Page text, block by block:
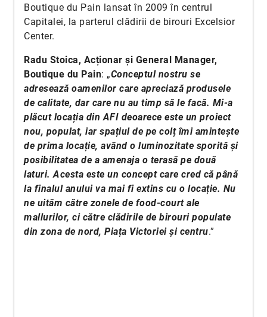
Boutique du Pain lansat în 2009 în centrul
Capitalei, la parterul clădirii de birouri Excelsior
Center.
Radu Stoica, Acționar și General Manager,
Boutique du Pain: „Conceptul nostru se
adresează oamenilor care apreciază produsele
de calitate, dar care nu au timp să le facă. Mi-a
plăcut locația din AFI deoarece este un proiect
nou, populat, iar spațiul de pe colț îmi amintește
de prima locație, având o luminozitate sporită și
posibilitatea de a amenaja o terasă pe două
laturi. Acesta este un concept care cred că până
la finalul anului va mai fi extins cu o locație. Nu
ne uităm către zonele de food-court ale
mallurilor, ci către clădirile de birouri populate
din zona de nord, Piața Victoriei și centru.”